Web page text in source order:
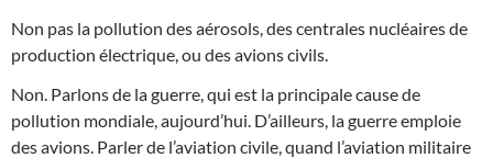
Non pas la pollution des aérosols, des centrales nucléaires de
production électrique, ou des avions civils.
Non. Parlons de la guerre, qui est la principale cause de
pollution mondiale, aujourd’hui. D’ailleurs, la guerre emploie
des avions. Parler de l’aviation civile, quand l’aviation militaire